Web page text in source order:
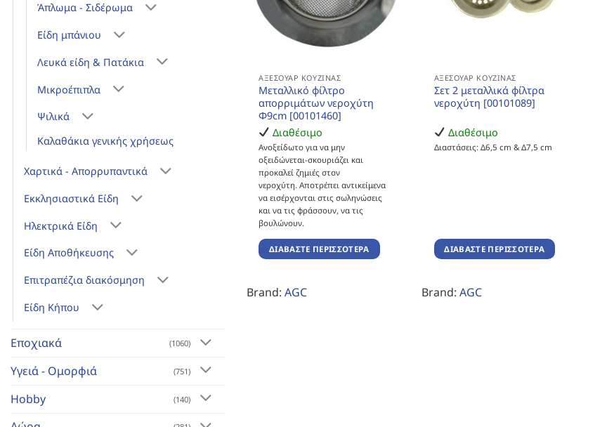
Άπλωμα - Σιδέρωμα
Είδη μπάνιου
Λευκά είδη & Πατάκια
Μικροέπιπλα
Ψιλικά
Καλαθάκια γενικής χρήσεως
Χαρτικά - Απορρυπαντικά
Εκκλησιαστικά Είδη
Ηλεκτρικά Είδη
Είδη Αποθήκευσης
Επιτραπέζια διακόσμηση
Είδη Κήπου
Εποχιακά (1060)
Υγειά - Ομορφιά (751)
Hobby (140)
ΑΞΕΣΟΥΆΡ ΚΟΥΖΊΝΑΣ
Μεταλλικό φίλτρο
απορριμάτων νεροχύτη
Φ9cm [00101460]
Διαθέσιμο
Ανοξείδωτο για να μην
οξειδώνεται-σκουριάζει και
προκαλεί ζημιές στον
νεροχύτη. Αποτρέπει αντικείμενα
να εισέρχονται στις σωληνώσεις
και να τις φράσσουν, να τις
βουλώνουν.
ΔΙΑΒΆΣΤΕ ΠΕΡΙΣΣΌΤΕΡΑ
Brand: AGC
ΑΞΕΣΟΥΆΡ ΚΟΥΖΊΝΑΣ
Σετ 2 μεταλλικά φίλτρα
νεροχύτη [00101089]
Διαθέσιμο
Διαστάσεις: Δ6,5 cm & Δ7,5 cm
ΔΙΑΒΆΣΤΕ ΠΕΡΙΣΣΌΤΕΡΑ
Brand:AGC